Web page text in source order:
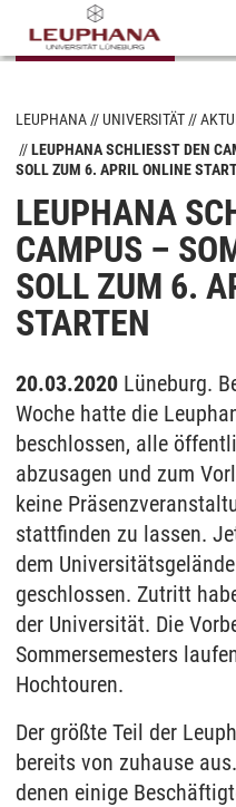
LEUPHANA UNIVERSITÄT
LEUPHANA SCHLIESST DEN
OLL ZUM 6. APRIL ONLINE
LEUPHANA
AMPUS –
OLL ZUM 6.
TARTEN
20.03.2020 Lüneburg.
Woche hatte die
beschlossen, alle
abzusagen und zum
keine
stattfinden zu lassen.
dem
geschlossen. Zutritt
der Universität. Die
Sommersemesters
Hochtouren.
Der größte Teil der
bereits von zuhause
denen einige